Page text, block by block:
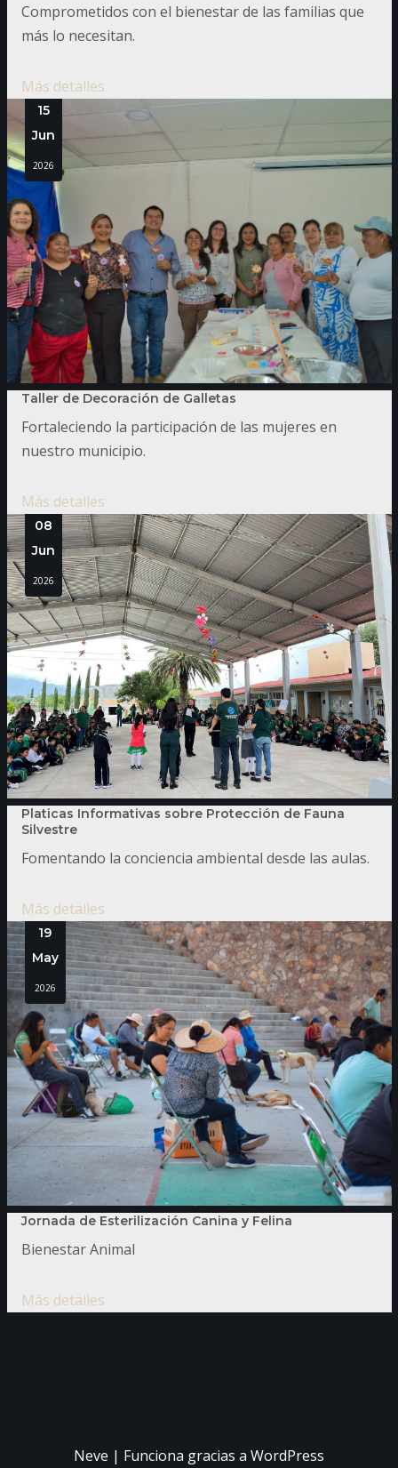
Comprometidos con el bienestar de las familias que
más lo necesitan.
Más detalles
15
Jun
2026
Taller de Decoración de Galletas
Fortaleciendo la participación de las mujeres en
nuestro municipio.
Más detalles
08
Jun
2026
Platicas Informativas sobre Protección de Fauna
Silvestre
Fomentando la conciencia ambiental desde las aulas.
Más detalles
19
May
2026
Jornada de Esterilización Canina y Felina
Bienestar Animal
Más detalles
Neve | Funciona gracias a WordPress